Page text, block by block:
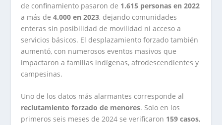
de confinamiento pasaron de 1.615 personas en 2022
a más de4.000 en 2023, dejando comunidades
enteras sin posibilidad de movilidad ni acceso a
servicios básicos. El desplazamiento forzado también
aumentó, con numerosos eventos masivos que
impactaron a familias indígenas, afrodescendientes y
campesinas.
Uno de los datos más alarmantes corresponde al
reclutamiento forzado de menores. Solo en los
primeros seis meses de 2024 se verificaron 159 casos,